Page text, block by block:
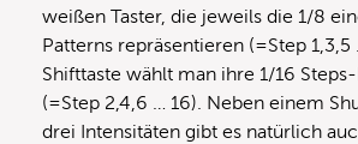
weißen Taster, die jeweils die 1/8
Patterns repräsentieren (=Step
Shifttaste wählt man ihre 1/16
(=Step 2,4,6 … 16). Neben einem
drei Intensitäten gibt es natürlich